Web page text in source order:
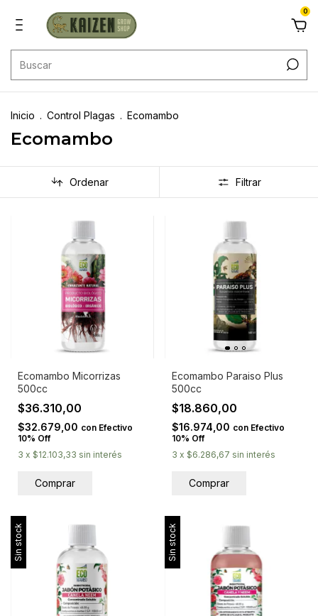
0
Inicio . Control Plagas . Ecomambo
Ecomambo
Ordenar Filtrar
Ecomambo Micorrizas
500cc
$36.310,00
$32.679,00 con Efectivo
10% Off
3 x $12.103,33 sin interés
Ecomambo Paraiso Plus
500cc
$18.860,00
$16.974,00 con Efectivo
10% Off
3 x $6.286,67 sin interés
Sin stock Sin stock